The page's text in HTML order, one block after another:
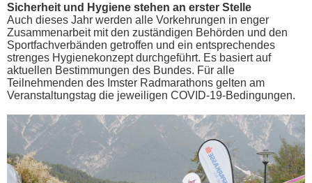
Sicherheit und Hygiene stehen an erster Stelle
Auch dieses Jahr werden alle Vorkehrungen in enger
Zusammenarbeit mit den zuständigen Behörden und den
Sportfachverbänden getroffen und ein entsprechendes
strenges Hygienekonzept durchgeführt. Es basiert auf
aktuellen Bestimmungen des Bundes. Für alle
Teilnehmenden des Imster Radmarathons gelten am
Veranstaltungstag die jeweiligen COVID-19-Bedingungen.